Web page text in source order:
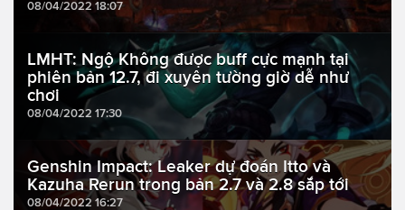
08/04/2022 18:07
LMHT: Ngộ Không được buff cực mạnh tại
phiên bản 12.7, đi xuyên tường giờ dễ như
chơi
08/04/2022 17:30
Genshin Impact: Leaker dự đoán Itto và
Kazuha Rerun trong bản 2.7 và 2.8 sắp tới
08/04/2022 16:27